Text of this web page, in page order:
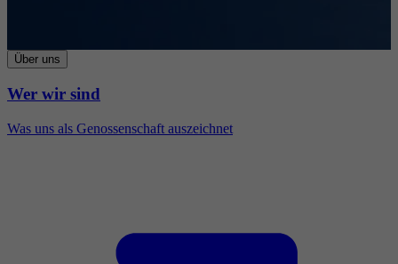
Über uns
Wer wir sind
Was uns als Genossenschaft auszeichnet